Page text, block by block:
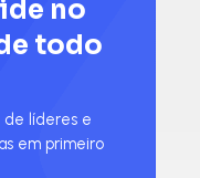
no
todo
de líderes e
em primeiro